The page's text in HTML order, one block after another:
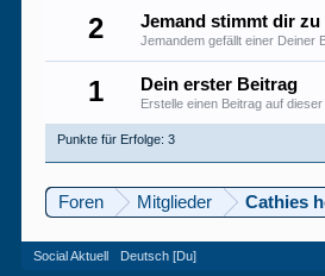
2
Jemand stimmt dir zu
Jemandem gefällt einer Deiner
1 Dein erster Beitrag
Erstelle einen Beitrag auf
Punkte für Erfolge: 3
Foren Mitglieder Cathies
Social Aktuell Deutsch [Du]